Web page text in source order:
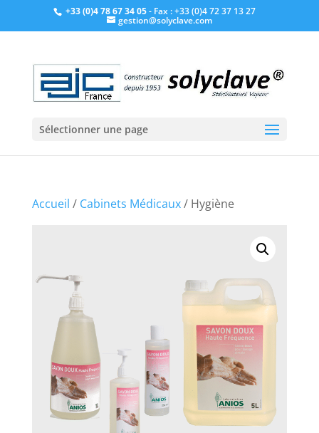
+33 (0)4 78 67 34 05- Fax : +33 (0)4 72 37 13 27
gestion@solyclave.com
Sélectionner une page
Accueil / Cabinets Médicaux/ Hygiène